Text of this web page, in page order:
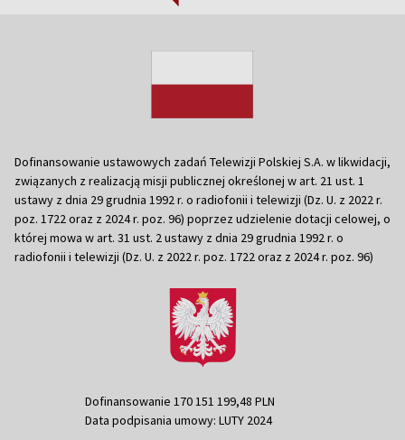
Dofinansowanie ustawowych zadań Telewizji Polskiej S.A. w likwidacji,
związanych z realizacją misji publicznej określonej w art. 21 ust. 1
ustawy z dnia 29 grudnia 1992 r. o radiofonii i telewizji (Dz. U. z 2022 r.
poz. 1722 oraz z 2024 r. poz. 96) poprzez udzielenie dotacji celowej, o
której mowa w art. 31 ust. 2 ustawy z dnia 29 grudnia 1992 r. o
radiofonii i telewizji (Dz. U. z 2022 r. poz. 1722 oraz z 2024 r. poz. 96)
Dofinansowanie 170 151 199,48 PLN
Data podpisania umowy: LUTY 2024